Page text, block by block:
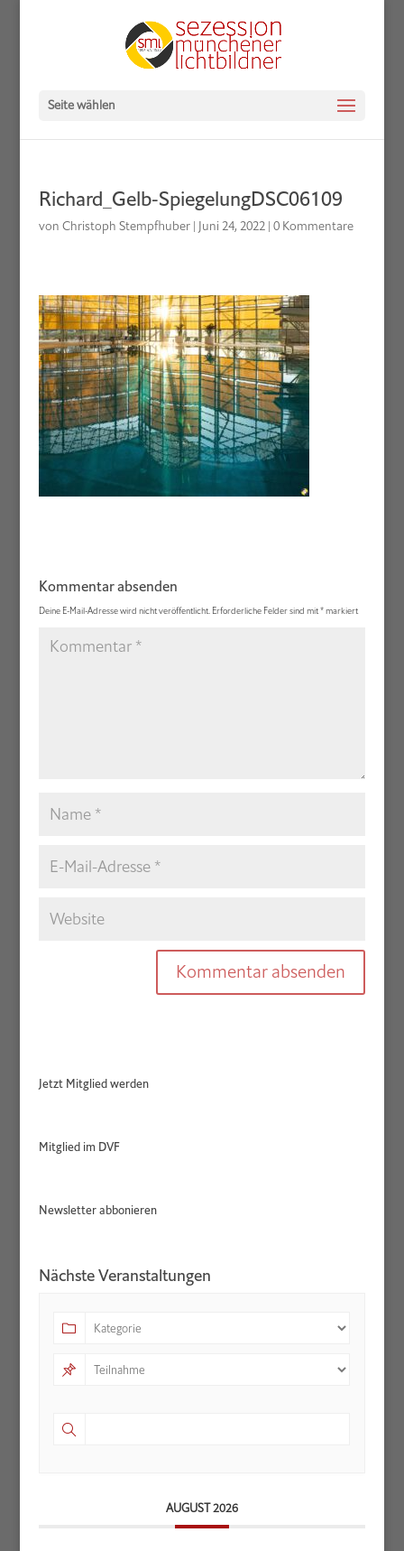
Seite wählen
Richard_Gelb-SpiegelungDSC06109
von Christoph Stempfhuber| Juni 24, 2022| 0 Kommentare
Kommentar absenden
Deine E-Mail-Adresse wird nicht veröffentlicht. Erforderliche Felder sind mit*markiert
Jetzt Mitglied werden
Mitglied im DVF
Newsletter abbonieren
Nächste Veranstaltungen
AUGUST 2026